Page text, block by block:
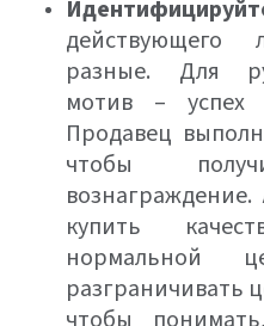
разные. Для
мотив – успех
Продавец
чтобы
купить
нормальной
разграничивать